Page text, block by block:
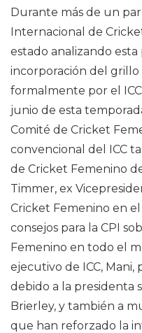
Durante más de un
Internacional de
estado analizando esta
incorporación del
formalmente por el
junio de esta
Comité de Cricket
convencional del ICC
de Cricket Femenino
Timmer, ex
Cricket Femenino en
consejos para la CPI
Femenino en todo el
ejecutivo de ICC,
debido a la presidenta
Brierley, y también a
que han reforzado la